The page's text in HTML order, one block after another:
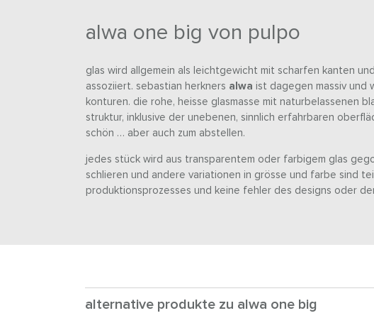
alwa one big von pulpo
glas wird allgemein als leichtgewicht mit scharfen kanten
assoziiert. sebastian herkners alwa ist dagegen massiv und
konturen. die rohe, heisse glasmasse mit naturbelassenen
struktur, inklusive der unebenen, sinnlich erfahrbaren
schön … aber auch zum abstellen.
jedes stück wird aus transparentem oder farbigem glas
schlieren und andere variationen in grösse und farbe sind
produktionsprozesses und keine fehler des designs oder
alternative produkte zu alwa one big